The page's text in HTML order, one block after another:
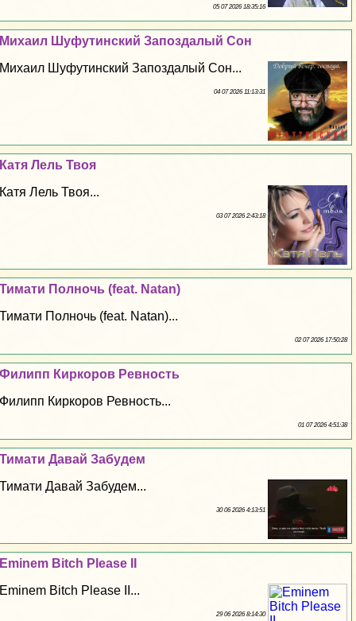
05 07 2026 18:35:16
Михаил Шуфутинский Запоздалый Сон
Михаил Шуфутинский Запоздалый Сон...
04 07 2026 11:13:31
Катя Лель Твоя
Катя Лель Твоя...
03 07 2026 2:43:18
Тимати Полночь (feat. Natan)
Тимати Полночь (feat. Natan)...
02 07 2026 17:50:28
Филипп Киркоров Ревность
Филипп Киркоров Ревность...
01 07 2026 4:51:38
Тимати Давай Забудем
Тимати Давай Забудем...
30 06 2026 4:13:51
Eminem Bitch Please II
Eminem Bitch Please II...
29 06 2026 8:14:30